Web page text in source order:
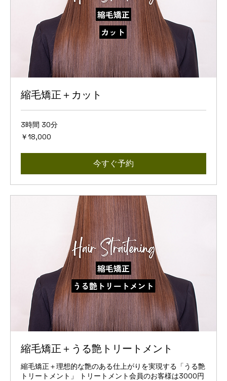
縮毛矯正＋カット
3時間 30分
18,000
円
￥18,000
今すぐ予約
縮毛矯正＋うる艶トリートメント
縮毛矯正＋理想的な艶のある仕上がりを実現する「うる艶
トリートメント」 トリートメント会員のお客様は3000円